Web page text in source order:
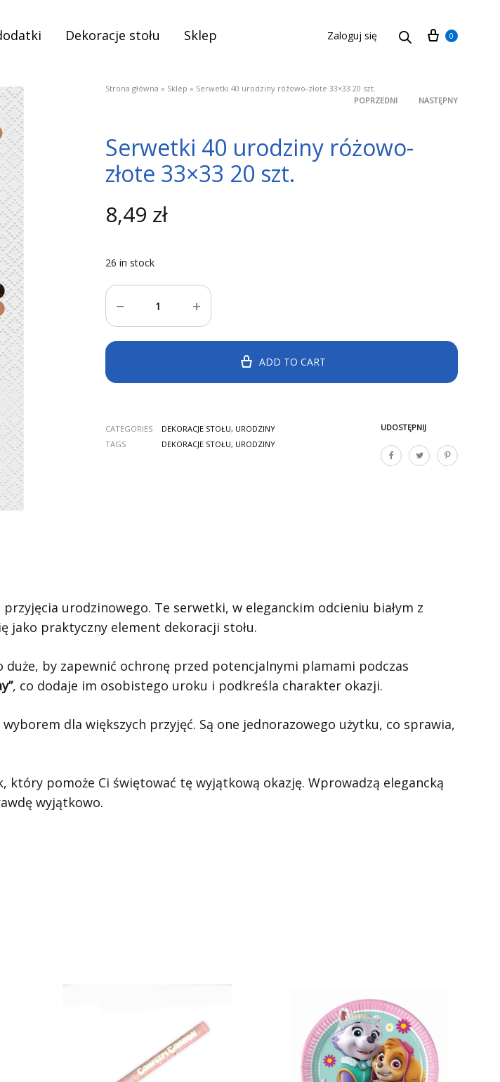
Dekoracje stołu Sklep Zaloguj się Cart
0
Strona główna » Sklep » Serwetki 40 urodziny różowo-złote 33×33 20 szt.
Product
navigation
POPRZEDNI NASTĘPNY
Serwetki 40 urodziny różowo-
złote 33×33 20 szt.
8,49 zł
26 in stock
Quantity
ADD TO CART
UDOSTĘPNIJ
CATEGORIES DEKORACJE STOŁU, URODZINY
TAGS
DEKORACJE STOŁU, URODZINY
urodzinowego. Te serwetki, w eleganckim odcieniu białym z
jako praktyczny element dekoracji stołu.
duże, by zapewnić ochronę przed potencjalnymi plamami podczas
, co dodaje im osobistego uroku i podkreśla charakter okazji.
dla większych przyjęć. Są one jednorazowego użytku, co sprawia,
pomoże Ci świętować tę wyjątkową okazję. Wprowadzą elegancką
wyjątkowo.